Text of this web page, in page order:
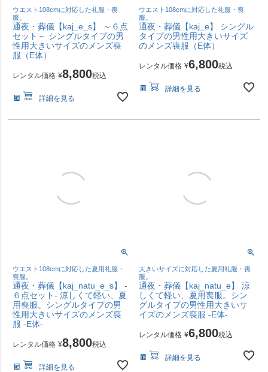
ウエスト108cmに対応した礼服・喪
服。
通夜・葬儀【kaj_e_s】 ～６点
セット～ シングルタイプの男
性用大きいサイズのメンズ喪
服（E体）
レンタル価格 ¥8,800税込
詳細を見る
ウエスト108cmに対応した礼服・喪
服。
通夜・葬儀【kaj_e】 シングル
タイプの男性用大きいサイズ
のメンズ喪服（E体）
レンタル価格 ¥6,800税込
詳細を見る
ウエスト108cmに対応した夏用礼服・
喪服。
通夜・葬儀【kaj_natu_e_s】 -
６点セット- 涼しくて軽い、夏
用喪服。シングルタイプの男
性用大きいサイズのメンズ喪
服 -E体-
レンタル価格 ¥8,800税込
詳細を見る
大きいサイズに対応した夏用礼服・喪
服。
通夜・葬儀【kaj_natu_e】 涼
しくて軽い、夏用喪服。シン
グルタイプの男性用大きいサ
イズのメンズ喪服 -E体-
レンタル価格 ¥6,800税込
詳細を見る